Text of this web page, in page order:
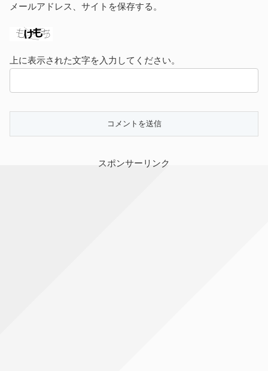
メールアドレス、サイトを保存する。
上に表示された文字を入力してください。
スポンサーリンク